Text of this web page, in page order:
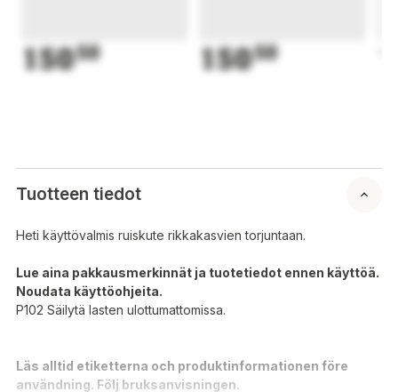
15050 15050
Tuotteen tiedot
Heti käyttövalmis ruiskute rikkakasvien torjuntaan.
Lue aina pakkausmerkinnät ja tuotetiedot ennen käyttöä.
Noudata käyttöohjeita.
P102 Säilytä lasten ulottumattomissa.
Läs alltid etiketterna och produktinformationen före
användning. Följ bruksanvisningen.